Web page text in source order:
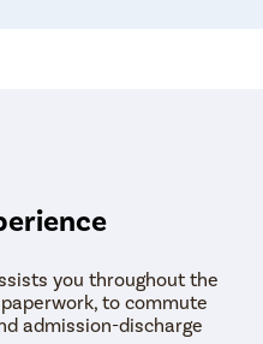
आहे.
you throughout the
to commute
admission-discharge